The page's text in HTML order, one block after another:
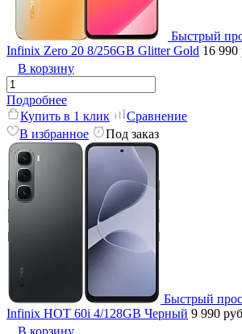
Быстрый
Infinix Zero 20 8/256GB Glitter Gold 16 990
В корзину
Подробнее
Купить в 1 клик
Сравнение
В избранное
Под заказ
Быстрый
Infinix HOT 60i 4/128GB Черный 9 990